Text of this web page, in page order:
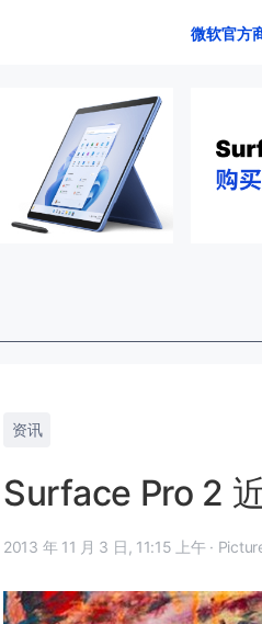
微软官方
资讯
Surface Pro 2
2013 年 11 月 3 日, 11:15 上午 ·